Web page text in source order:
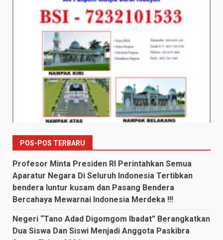
POS-POS TERBARU
Profesor Minta Presiden RI Perintahkan Semua
Aparatur Negara Di Seluruh Indonesia Tertibkan
bendera luntur kusam dan Pasang Bendera
Bercahaya Mewarnai Indonesia Merdeka !!!
Negeri “Tano Adad Digomgom Ibadat” Berangkatkan
Dua Siswa Dan Siswi Menjadi Anggota Paskibra